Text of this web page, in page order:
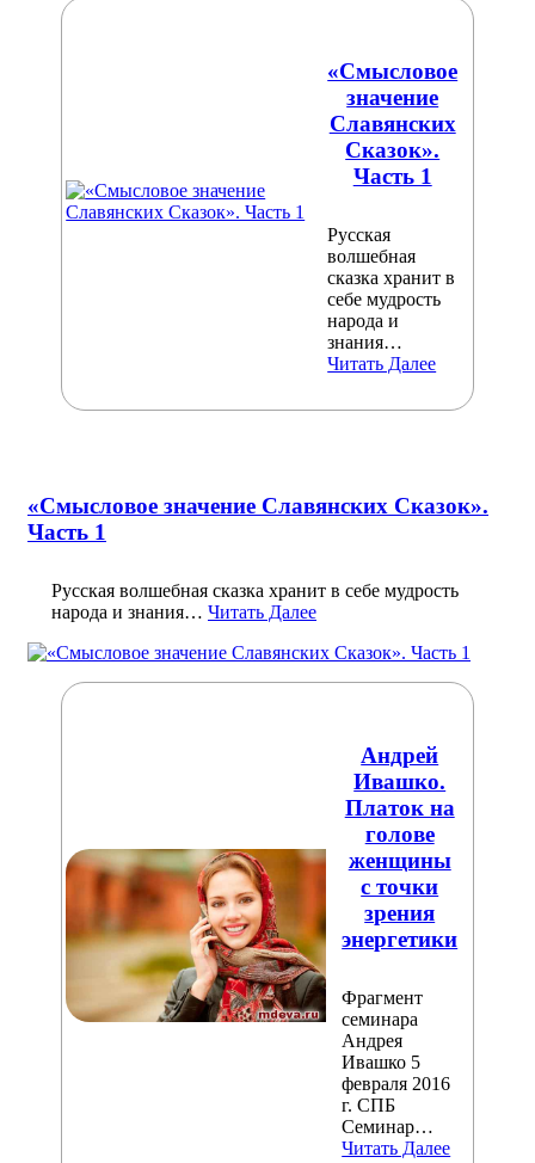
«Смысловое
значение
Славянских
Сказок».
Часть 1
Русская
волшебная
сказка хранит в
себе мудрость
народа и
знания…
Читать Далее
«Смысловое значение Славянских Сказок».
Часть 1
Русская волшебная сказка хранит в себе мудрость
народа и знания… Читать Далее
Андрей
Ивашко.
Платок на
голове
женщины
с точки
зрения
энергетики
Фрагмент
семинара
Андрея
Ивашко 5
февраля 2016
г. СПБ
Семинар…
Читать Далее